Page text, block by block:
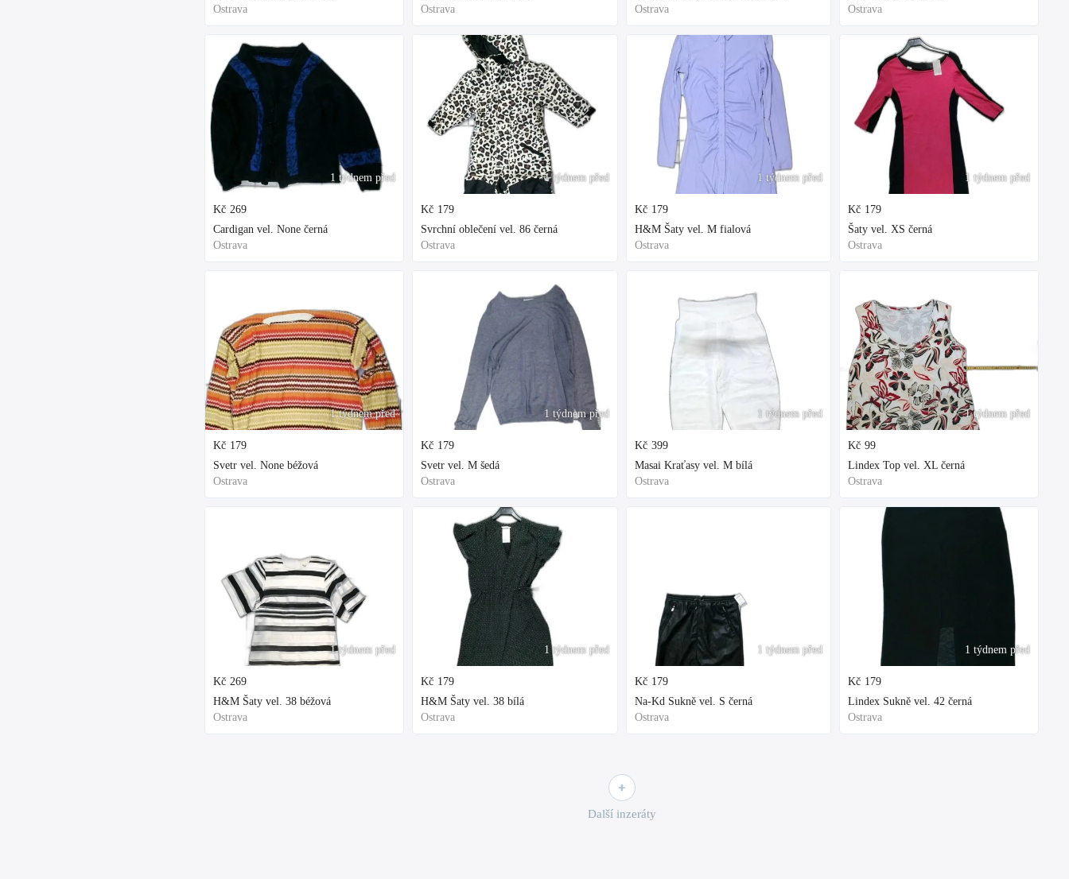
Ostrava
1 týdnem před
Kč 269
Cardigan vel. None černá
Ostrava
1 týdnem před
Kč 179
Svetr vel. None béžová
Ostrava
1 týdnem před
Kč 269
H&M Šaty vel. 38 béžová
Ostrava
Ostrava
1 týdnem před
Kč 179
Svrchní oblečení vel. 86 černá
Ostrava
1 týdnem před
Kč 179
Svetr vel. M šedá
Ostrava
1 týdnem před
Kč 179
H&M Šaty vel. 38 bílá
Ostrava
Ostrava
1 týdnem před
Kč 179
H&M Šaty vel. M fialová
Ostrava
1 týdnem před
Kč 399
Masai Kraťasy vel. M bílá
Ostrava
1 týdnem před
Kč 179
Na-Kd Sukně vel. S černá
Ostrava
Ostrava
1 týdnem před
Kč 179
Šaty vel. XS černá
Ostrava
1 týdnem před
Kč 99
Lindex Top vel. XL černá
Ostrava
1 týdnem před
Kč 179
Lindex Sukně vel. 42 černá
Ostrava
Další inzeráty